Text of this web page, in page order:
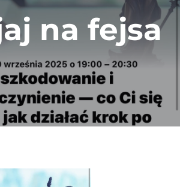
na fejsa